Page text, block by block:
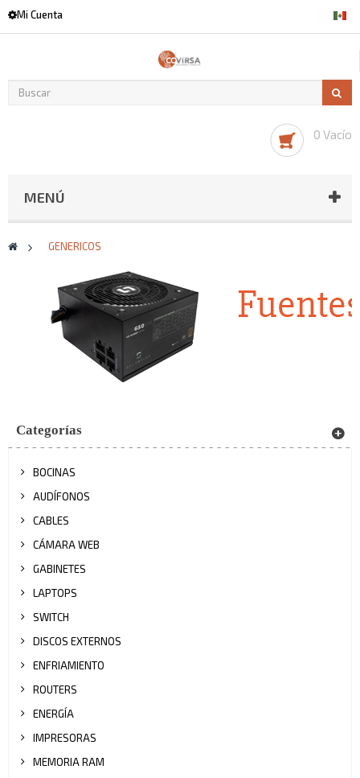
Mi Cuenta
0 Vacío
MENÚ
> GENERICOS
Categorías
BOCINAS
AUDÍFONOS
CABLES
CÁMARA WEB
GABINETES
LAPTOPS
SWITCH
DISCOS EXTERNOS
ENFRIAMIENTO
ROUTERS
ENERGÍA
IMPRESORAS
MEMORIA RAM